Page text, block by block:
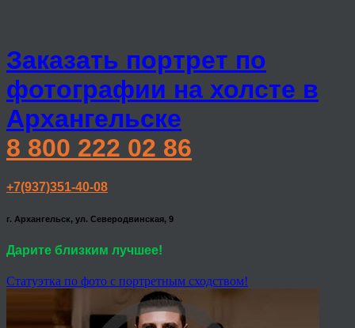
Заказать портрет по
фотографии на холсте в
Архангельске
8 800 222 02 86
+7(937)351-40-08
г. Архангельск, ул. Северодвинская, 9
Дарите близким лучшее!
Статуэтка по фото с портретным сходством!